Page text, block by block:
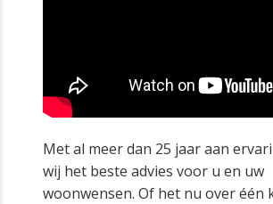
Met al meer dan 25 jaar aan
wij het beste advies voor u en uw
woonwensen. Of het nu over één